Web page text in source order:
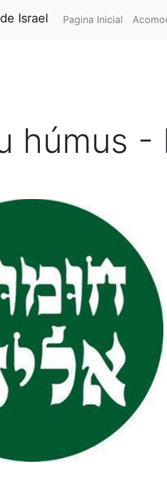
Israel Pagina Inicial
húmus -